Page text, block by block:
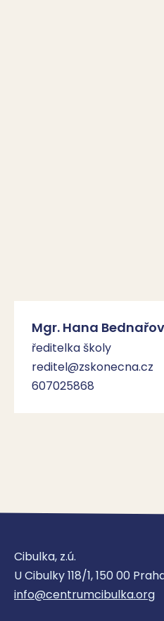
Mgr. Hana
ředitelka školy
reditel@zskonecna.cz
607025868
Cibulka, z.ú.
U Cibulky 118/1, 150 00
info@centrumcibulka.org